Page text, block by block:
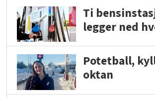
Ti
legger ned
Potetball,
oktan